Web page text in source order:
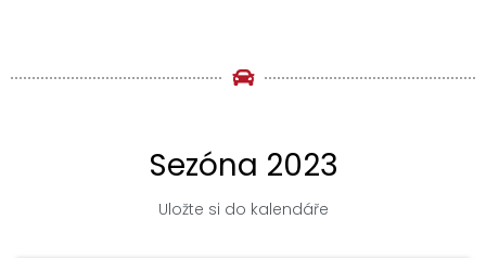
Sezóna 2023
Uložte si do kalendáře